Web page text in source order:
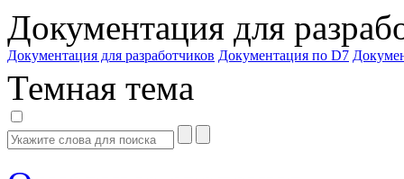
Документация для
Документация для разработчиков Документация по D7
Темная тема